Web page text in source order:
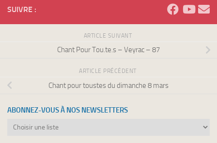
SUIVRE :
ARTICLE SUIVANT
Chant Pour Tou.te.s – Veyrac – 87
ARTICLE PRÉCÉDENT
Chant pour toustes du dimanche 8 mars
ABONNEZ-VOUS À NOS NEWSLETTERS
Abonnez-